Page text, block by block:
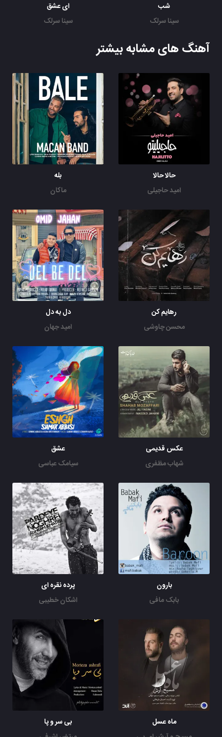
شب
سینا سرلک
ای عشق
سینا سرلک
آهنگ های مشابه بیشتر
حالا حالا
امید حاجیلی
بله
ماکان
رهایم کن
محسن چاوشی
دل به دل
امید جهان
عکس قدیمی
شهاب مظفری
عشق
سیامک عباسی
بارون
بابک مافی
پرده نقره ای
اشکان خطیبی
ماه عسل
بی سر و پا